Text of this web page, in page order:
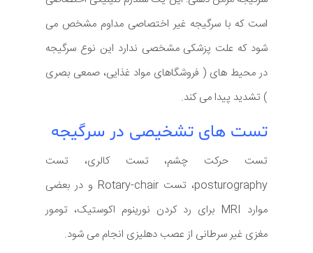
است که با سرگیجه غیر اختصاصی مداوم مشخص می
شود که علت پزشکی مشخصی ندارد این نوع سرگیجه
در محیط های ( فروشگاهای مواد غذایی، صمعی بصری
) تشدید پیدا می کند.
تست های تشخیصی در سرگیجه
تست حرکت چشم، تست کالری، تست
posturography، تست Rotary-chair و در بعضی
موارد MRI برای رد کردن نورینوم اکوستیک، تومور
مغزی غیر سرطانی از عصب دهلیزی انجام می شود.